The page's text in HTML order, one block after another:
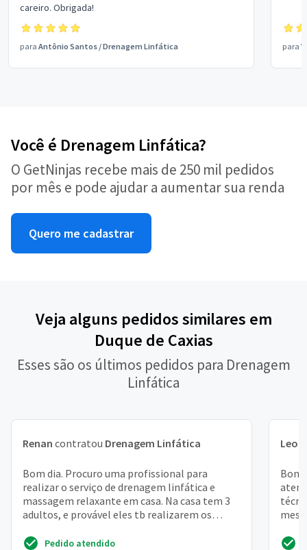
careiro. Obrigada!
para Antônio Santos /Drenagem Linfática para
Você é Drenagem Linfática?
O GetNinjas recebe mais de 250 mil pedidos
por mês e pode ajudar a aumentar sua renda
Quero me cadastrar
Veja alguns pedidos similares em
Duque de Caxias
Esses são os últimos pedidos para Drenagem
Linfática
Renan contratou Drenagem Linfática
Bom dia. Procuro uma profissional para
realizar o serviço de drenagem linfática e
massagem relaxante em casa. Na casa tem 3
adultos, e provável eles tb realizarem os
Pedido atendido
Bom